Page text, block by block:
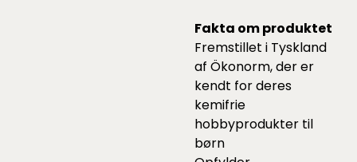
Fakta om produktet
Fremstillet i Tyskland
af Ökonorm, der er
kendt for deres
kemifrie
hobbyprodukter til
børn